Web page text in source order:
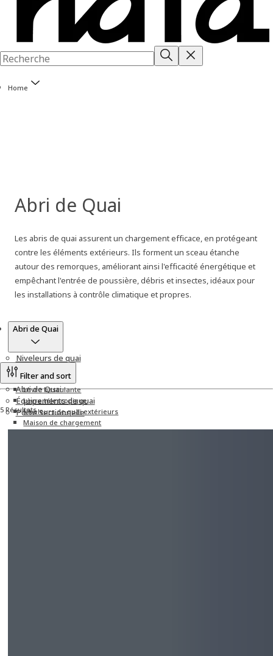
Home
Abri de Quai
Les abris de quai assurent un chargement efficace, en protégeant
contre les éléments extérieurs. Ils forment un sceau étanche
autour des remorques, améliorant ainsi l'efficacité énergétique et
empêchant l'entrée de poussière, débris et insectes, idéaux pour
les installations à contrôle climatique et propres.
Abri de Quai
Niveleurs de quai
Lèvre basculante
Lèvre télescopique
Niveleurs de quai extérieurs
Maison de chargement
Abri de Quai
Équipements de quai
Porte Sectionnelle
Filter and sort
5 Résultats